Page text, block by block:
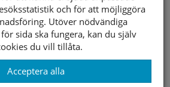
799 kr 399 kr
Storleksguide
Visa prishistorik
och för att möjliggöra
Utöver nödvändiga
sida ska fungera, kan du själv
du vill tillåta.
Acceptera alla